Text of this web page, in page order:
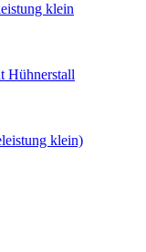
klein
Hühnerstall
klein)